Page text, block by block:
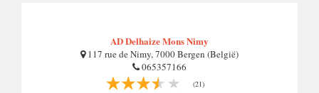
AD Delhaize Mons Nimy
117 rue de Nimy, 7000 Bergen (België)
065357166
(21)